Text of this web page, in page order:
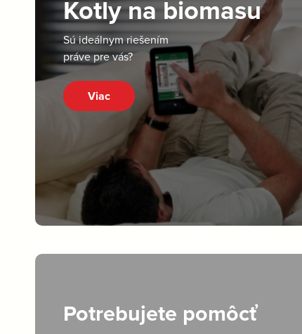
Kotly na biomasu
Sú ideálnym riešením
práve pre vás?
Viac
Potrebujete pomôcť